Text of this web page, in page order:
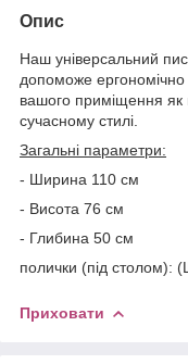
Опис
Наш універсальний
допоможе ергономічно
вашого приміщення як
сучасному стилі.
Загальні параметри:
- Ширина 110 см
- Висота 76 см
- Глибина 50 см
полички (під столом):
Приховати